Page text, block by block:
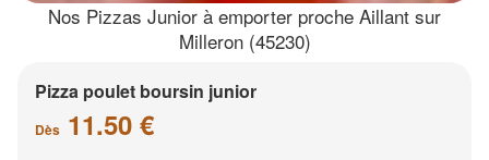
Nos Pizzas Junior à emporter proche Aillant sur
Milleron (45230)
Pizza poulet boursin junior
Dès 11.50 €